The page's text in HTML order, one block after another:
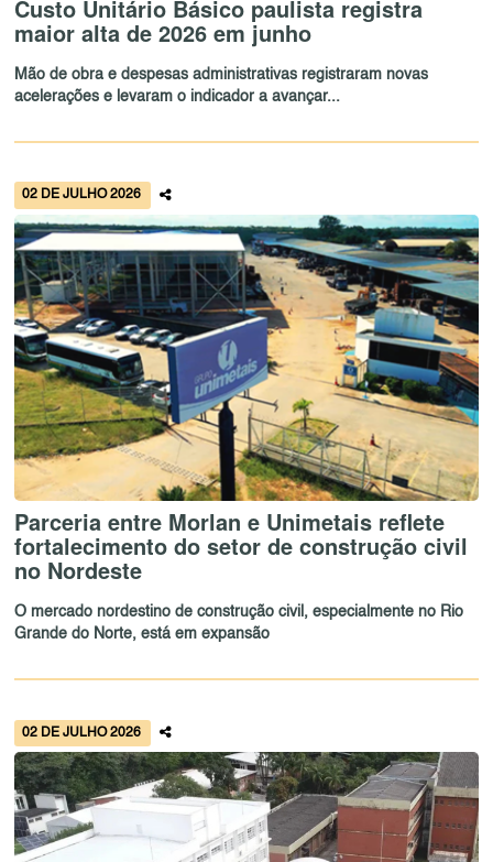
Custo Unitário Básico paulista registra
maior alta de 2026 em junho
Mão de obra e despesas administrativas registraram novas
acelerações e levaram o indicador a avançar...
02 DE JULHO 2026
Parceria entre Morlan e Unimetais reflete
fortalecimento do setor de construção civil
no Nordeste
O mercado nordestino de construção civil, especialmente no Rio
Grande do Norte, está em expansão
02 DE JULHO 2026